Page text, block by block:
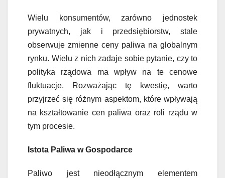
Wielu konsumentów, zarówno jednostek
prywatnych, jak i przedsiębiorstw, stale
obserwuje zmienne ceny paliwa na globalnym
rynku. Wielu z nich zadaje sobie pytanie, czy to
polityka rządowa ma wpływ na te cenowe
fluktuacje. Rozważając tę kwestię, warto
przyjrzeć się różnym aspektom, które wpływają
na kształtowanie cen paliwa oraz roli rządu w
tym procesie.
Istota Paliwa w Gospodarce
Paliwo jest nieodłącznym elementem